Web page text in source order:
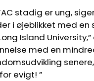
stadig er ung,
i øjeblikket med
Island
med en
evigt! ”